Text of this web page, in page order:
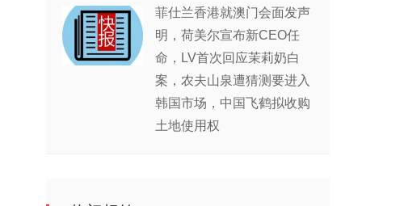
菲仕兰香港就澳门会面发声
明，荷美尔宣布新CEO任
命，LV首次回应茉莉奶白
案，农夫山泉遭猜测要进入
韩国市场，中国飞鹤拟收购
土地使用权